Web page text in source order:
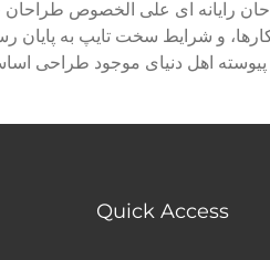
رایانه ای علی الخصوص طراحان
و شرایط سخت تایپ به پایان
Quick Access